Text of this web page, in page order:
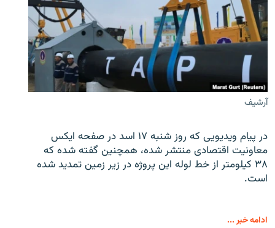
آرشیف
در پیام ویدیویی که روز شنبه ۱۷ اسد در صفحه ایکس
معاونیت اقتصادی منتشر شده، همچنین گفته شده که
۳۸ کیلومتر از خط لوله این پروژه در زیر زمین تمدید شده
است.
ادامه خبر ...